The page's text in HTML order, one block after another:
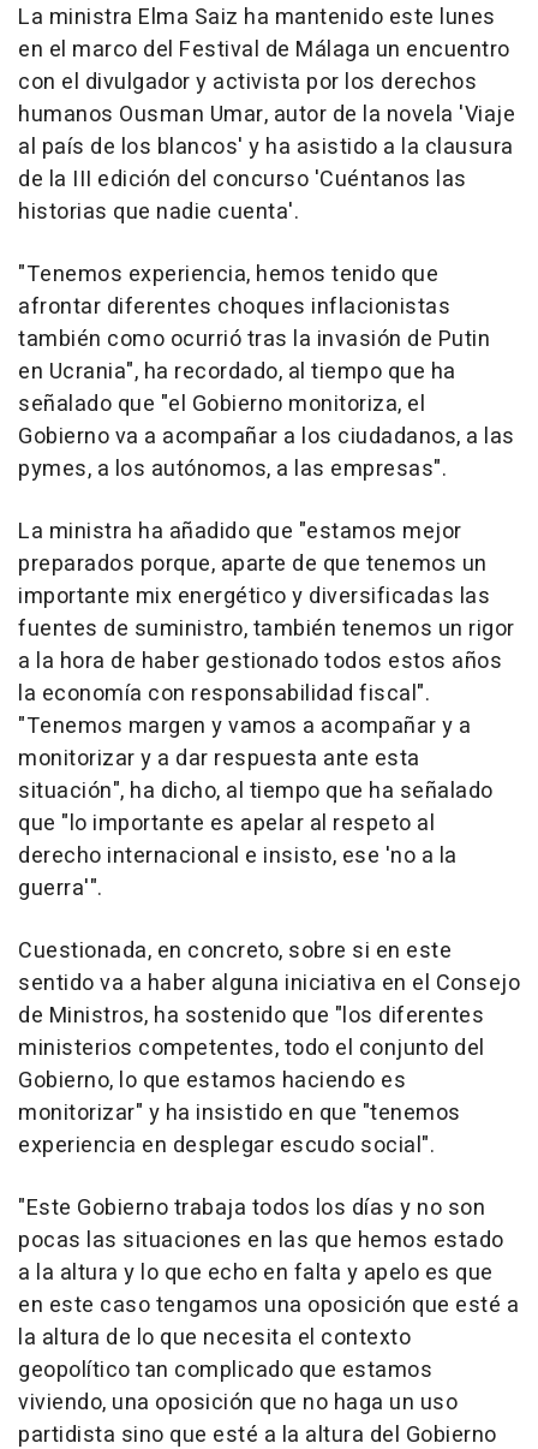
La ministra Elma Saiz ha mantenido este lunes
en el marco del Festival de Málaga un encuentro
con el divulgador y activista por los derechos
humanos Ousman Umar, autor de la novela 'Viaje
al país de los blancos' y ha asistido a la clausura
de la III edición del concurso 'Cuéntanos las
historias que nadie cuenta'.
"Tenemos experiencia, hemos tenido que
afrontar diferentes choques inflacionistas
también como ocurrió tras la invasión de Putin
en Ucrania", ha recordado, al tiempo que ha
señalado que "el Gobierno monitoriza, el
Gobierno va a acompañar a los ciudadanos, a las
pymes, a los autónomos, a las empresas".
La ministra ha añadido que "estamos mejor
preparados porque, aparte de que tenemos un
importante mix energético y diversificadas las
fuentes de suministro, también tenemos un rigor
a la hora de haber gestionado todos estos años
la economía con responsabilidad fiscal".
"Tenemos margen y vamos a acompañar y a
monitorizar y a dar respuesta ante esta
situación", ha dicho, al tiempo que ha señalado
que "lo importante es apelar al respeto al
derecho internacional e insisto, ese 'no a la
guerra'".
Cuestionada, en concreto, sobre si en este
sentido va a haber alguna iniciativa en el Consejo
de Ministros, ha sostenido que "los diferentes
ministerios competentes, todo el conjunto del
Gobierno, lo que estamos haciendo es
monitorizar" y ha insistido en que "tenemos
experiencia en desplegar escudo social".
"Este Gobierno trabaja todos los días y no son
pocas las situaciones en las que hemos estado
a la altura y lo que echo en falta y apelo es que
en este caso tengamos una oposición que esté a
la altura de lo que necesita el contexto
geopolítico tan complicado que estamos
viviendo, una oposición que no haga un uso
partidista sino que esté a la altura del Gobierno